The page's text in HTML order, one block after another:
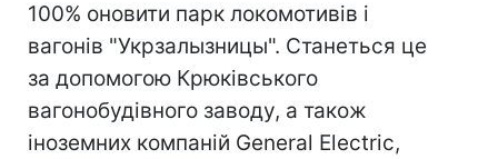
100% оновити парк локомотивів і
вагонів "Укрзалызницы". Станеться це
за допомогою Крюківського
вагонобудівного заводу, а також
іноземних компаній General Electric,